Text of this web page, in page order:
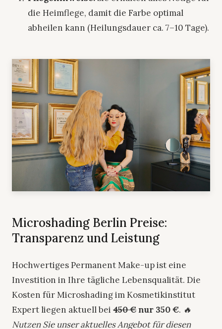
die Heimflege, damit die Farbe optimal
abheilen kann (Heilungsdauer ca. 7–10 Tage).
Microshading Berlin Preise:
Transparenz und Leistung
Hochwertiges Permanent Make-up ist eine
Investition in Ihre tägliche Lebensqualität. Die
Kosten für Microshading im Kosmetikinstitut
Expert liegen aktuell bei 450 €nur 350 €. 🔥
Nutzen Sie unser aktuelles Angebot für diesen